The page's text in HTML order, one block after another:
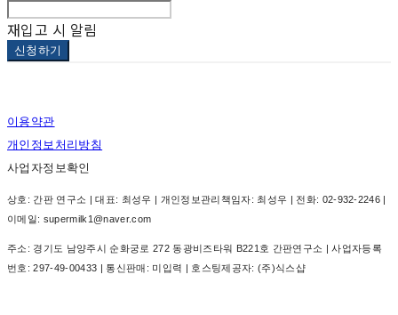
재입고 시 알림
신청하기
이용약관
개인정보처리방침
사업자정보확인
상호: 간판 연구소 | 대표: 최성우 | 개인정보관리책임자: 최성우 | 전화: 02-932-2246 |
이메일: supermilk1@naver.com
주소: 경기도 남양주시 순화궁로 272 동광비즈타워 B221호 간판연구소 | 사업자등록
번호:297-49-00433 | 통신판매: 미입력 | 호스팅제공자: (주)식스샵